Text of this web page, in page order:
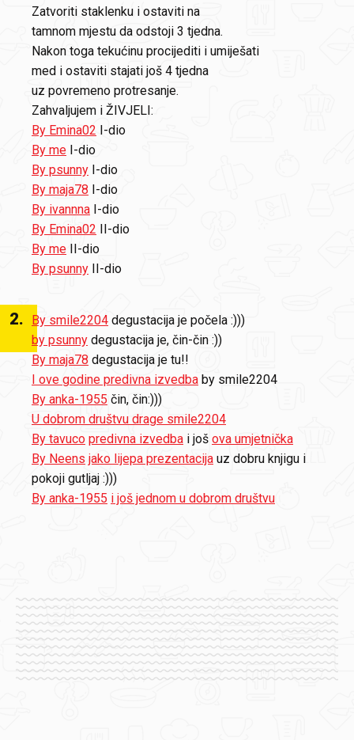
Zatvoriti staklenku i ostaviti na
tamnom mjestu da odstoji 3 tjedna.
Nakon toga tekućinu procijediti i umiješati
med i ostaviti stajati još 4 tjedna
uz povremeno protresanje.
Zahvaljujem i ŽIVJELI:
By Emina02 I-dio
By me I-dio
By psunny I-dio
By maja78 I-dio
By ivannna I-dio
By Emina02 II-dio
By me II-dio
By psunny II-dio
2. By smile2204 degustacija je počela :)))
by psunny degustacija je, čin-čin :))
By maja78 degustacija je tu!!
I ove godine predivna izvedba by smile2204
By anka-1955 čin, čin:)))
U dobrom društvu drage smile2204
By tavuco predivna izvedba i još ova umjetnička
By Neens jako lijepa prezentacija uz dobru knjigu i
pokoji gutljaj :)))
By anka-1955 i još jednom u dobrom društvu